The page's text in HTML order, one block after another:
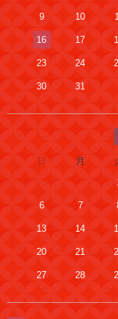
9 10
16 17
23 24
30 31
日 月
6 7
13 14
20 21
27 28